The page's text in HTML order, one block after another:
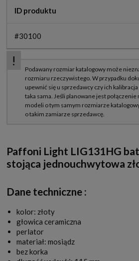
ID produktu
#30100
Paffoni Light LIG131HG
stojąca jednouchwytowa
Dane techniczne :
kolor: złoty
głowica ceramiczna
perlator
materiał: mosiądz
bez korka